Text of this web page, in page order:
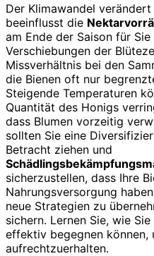
Der Klimawandel
beeinflusst die
am Ende der Saison für
Verschiebungen der
Missverhältnis bei den
die Bienen oft nur
Steigende Temperaturen
Quantität des Honigs
dass Blumen vorzeitig
sollten Sie eine
Betracht ziehen und
sicherzustellen, dass Ihre
Nahrungsversorgung
neue Strategien zu
sichern. Lernen Sie, wie
effektiv begegnen können,
aufrechtzuerhalten.